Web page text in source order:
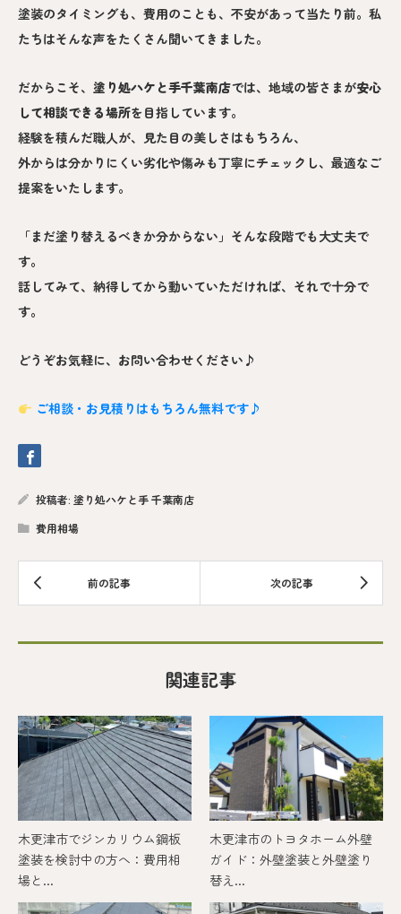
塗装のタイミングも、費用のことも、不安があって当たり前。私
たちはそんな声をたくさん聞いてきました。
だからこそ、 塗り処ハケと手千葉南店では、地域の皆さまが安心
して相談できる場所を目指しています。
経験を積んだ職人が、見た目の美しさはもちろん、
外からは分かりにくい劣化や傷みも丁寧にチェックし、最適なご
提案をいたします。
「まだ塗り替えるべきか分からない」そんな段階でも大丈夫で
す。
話してみて、納得してから動いていただければ、それで十分で
す。
どうぞお気軽に、お問い合わせください♪
ご相談・お見積りはもちろん無料です♪
投稿者: 塗り処ハケと手 千葉南店
費用相場
関連記事
木更津市でジンカリウム鋼板
塗装を検討中の方へ：費用相
場と...
木更津市のトヨタホーム外壁
ガイド：外壁塗装と外壁塗り
替え...